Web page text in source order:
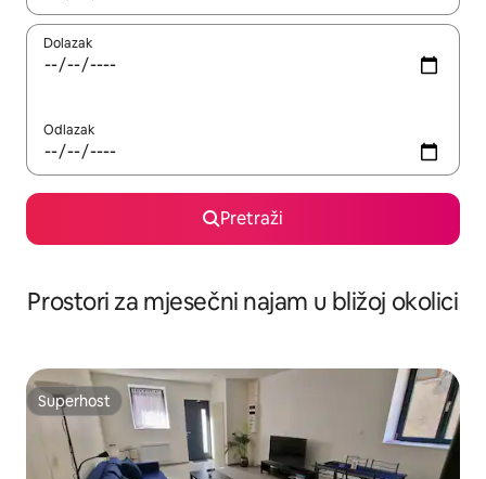
Dolazak
Odlazak
Pretraži
Prostori za mjesečni najam u bližoj okolici
Superhost
Superhost